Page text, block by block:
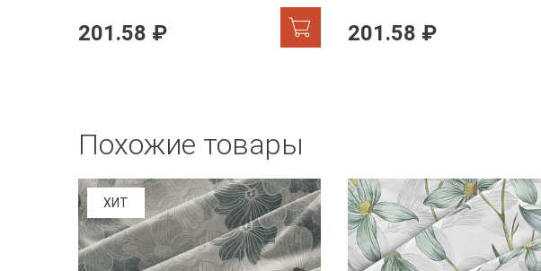
201.58 ₽ 201.58 ₽
Похожие товары
ХИТ